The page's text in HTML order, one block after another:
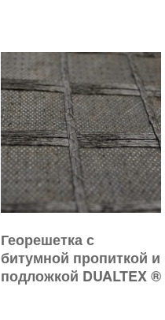
Георешетка с
битумной пропиткой и
подложкой DUALTEX ®